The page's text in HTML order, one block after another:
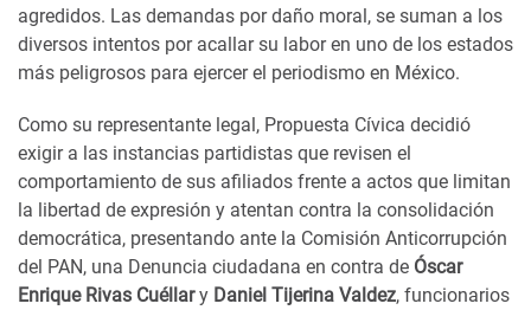
agredidos. Las demandas por daño moral, se suman a los
diversos intentos por acallar su labor en uno de los estados
más peligrosos para ejercer el periodismo en México.
Como su representante legal, Propuesta Cívica decidió
exigir a las instancias partidistas que revisen el
comportamiento de sus afiliados frente a actos que limitan
la libertad de expresión y atentan contra la consolidación
democrática, presentando ante la Comisión Anticorrupción
del PAN, una Denuncia ciudadana en contra de Óscar
Enrique Rivas Cuéllar y Daniel Tijerina Valdez, funcionarios